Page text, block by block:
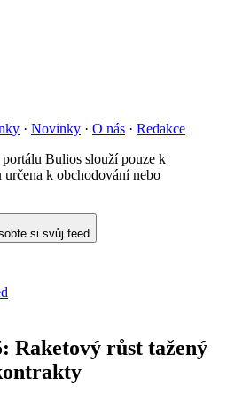
· Novinky · O nás · Redakce
portálu Bulios slouží pouze k
k obchodování nebo
si svůj feed
Raketový růst tažený